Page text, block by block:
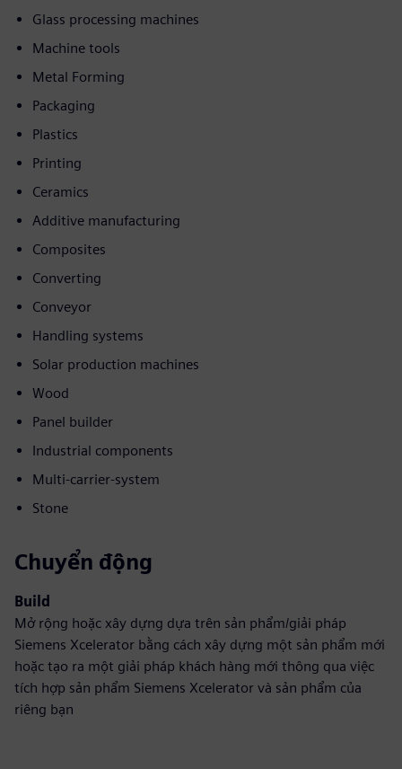
Glass processing machines
Machine tools
Metal Forming
Packaging
Plastics
Printing
Ceramics
Additive manufacturing
Composites
Converting
Conveyor
Handling systems
Solar production machines
Wood
Panel builder
Industrial components
Multi-carrier-system
Stone
Chuyển động
Build
Mở rộng hoặc xây dựng dựa trên sản phẩm/giải pháp
Siemens Xcelerator bằng cách xây dựng một sản phẩm mới
hoặc tạo ra một giải pháp khách hàng mới thông qua việc
tích hợp sản phẩm Siemens Xcelerator và sản phẩm của
riêng bạn